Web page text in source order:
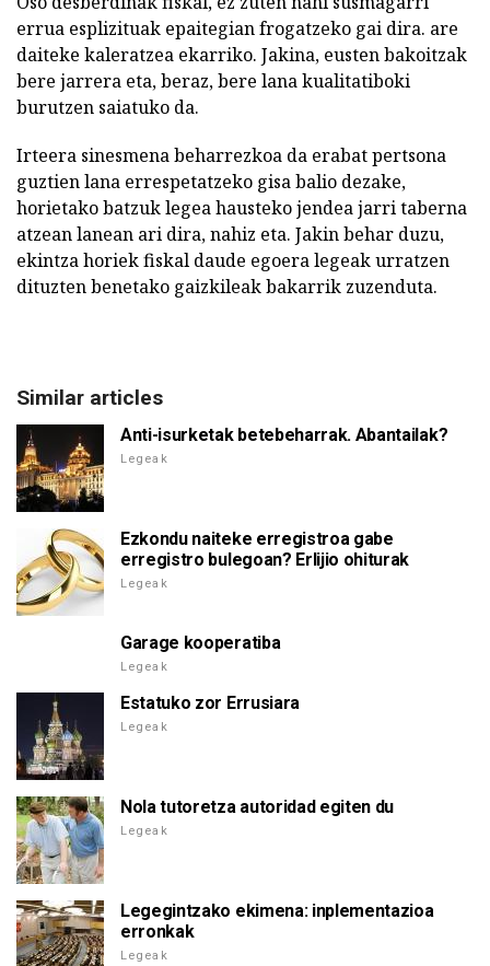
errua esplizituak epaitegian frogatzeko gai dira. are
daiteke kaleratzea ekarriko. Jakina, eusten bakoitzak
bere jarrera eta, beraz, bere lana kualitatiboki
burutzen saiatuko da.
Irteera sinesmena beharrezkoa da erabat pertsona
guztien lana errespetatzeko gisa balio dezake,
horietako batzuk legea hausteko jendea jarri taberna
atzean lanean ari dira, nahiz eta. Jakin behar duzu,
ekintza horiek fiskal daude egoera legeak urratzen
dituzten benetako gaizkileak bakarrik zuzenduta.
Similar articles
Anti-isurketak betebeharrak. Abantailak?
Legeak
Ezkondu naiteke erregistroa gabe
erregistro bulegoan? Erlijio ohiturak
Legeak
Garage kooperatiba
Legeak
Estatuko zor Errusiara
Legeak
Nola tutoretza autoridad egiten du
Legeak
Legegintzako ekimena: inplementazioa
erronkak
Legeak